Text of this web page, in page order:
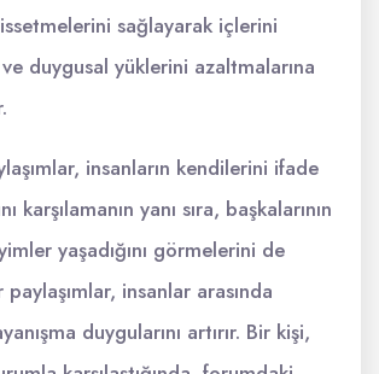
sağlayarak içlerini
duygusal yüklerini azaltmalarına
insanların kendilerini ifade
karşılamanın yanı sıra, başkalarının
yaşadığını görmelerini de
insanlar arasında
duygularını artırır. Bir kişi,